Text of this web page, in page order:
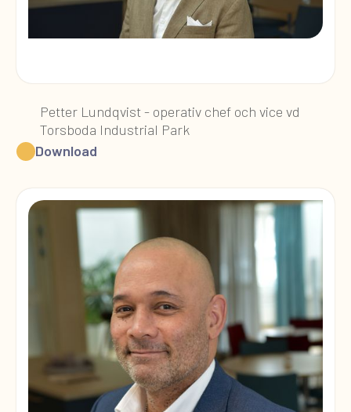
Petter Lundqvist - operativ chef och vice vd
Torsboda Industrial Park
Download